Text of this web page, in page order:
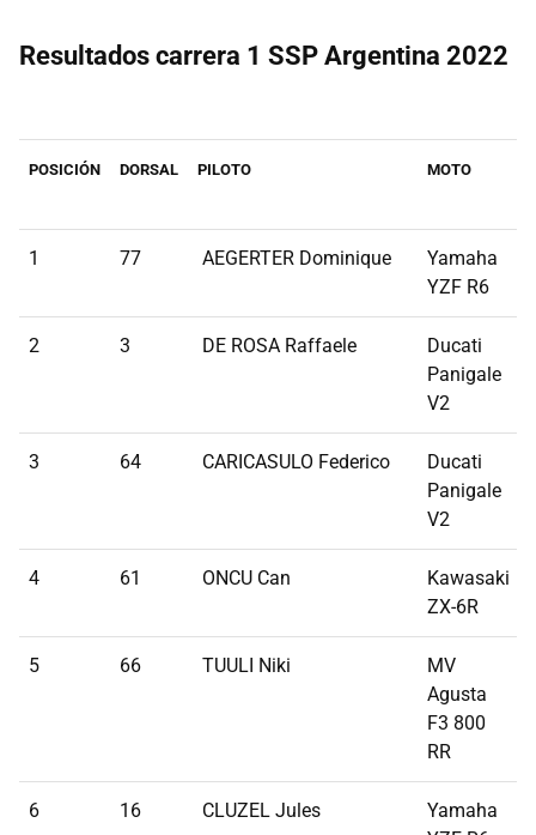
Resultados carrera 1 SSP Argentina 2022
POSICIÓN DORSAL PILOTO MOTO
1 77 AEGERTER Dominique
Yamaha
YZF R6
2 3 DE ROSA Raffaele
Ducati
Panigale
V2
3 64 CARICASULO Federico
Ducati
Panigale
V2
4 61 ONCU Can
Kawasaki
ZX-6R
5 66 TUULI Niki
MV
Agusta
F3 800
RR
6 16 CLUZEL Jules
Yamaha